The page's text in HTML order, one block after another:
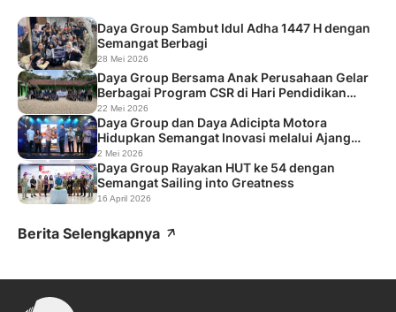
Greatness”, acara yang berlangsung pada 10 Juli 2026 ini
menjadi momentum bagi seluruh insan Daya untuk berlayar
bersama menuju pencapaian yang lebih besar melalui budaya
perbaikan […]
Daya Group Sambut Idul Adha 1447 H dengan
Semangat Berbagi
28 Mei 2026
Daya Group Bersama Anak Perusahaan Gelar
Berbagai Program CSR di Hari Pendidikan
Nasional 2026
22 Mei 2026
Daya Group dan Daya Adicipta Motora
Hidupkan Semangat Inovasi melalui Ajang
Festival Improvement 2026
2 Mei 2026
Daya Group Rayakan HUT ke 54 dengan
Semangat Sailing into Greatness
16 April 2026
Berita Selengkapnya